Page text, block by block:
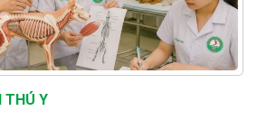
THÚ Y